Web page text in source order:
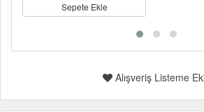
Sepete Ekle
Alışveriş Listeme